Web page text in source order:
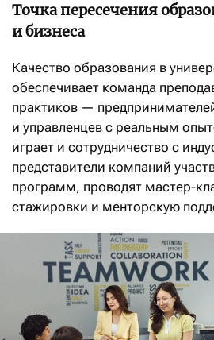
Точка пересечения
и бизнеса
Качество образования в
обеспечивает команда
практиков —
и управленцев с реальным
играет и сотрудничество с
представители компаний
программ, проводят мастер-
стажировки и менторскую